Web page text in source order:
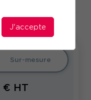
J'accepte
Sur-mesure
€ HT